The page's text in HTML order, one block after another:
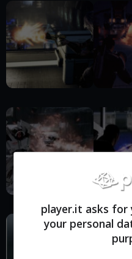
player.it asks for
your personal